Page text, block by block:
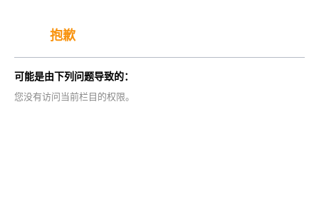
抱歉
可能是由下列问题导致的：
您没有访问当前栏目的权限。